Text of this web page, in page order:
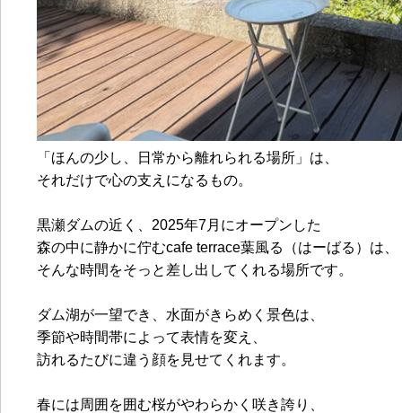
「ほんの少し、日常から離れられる場所」は、
それだけで心の支えになるもの。
黒瀬ダムの近く、2025年7月にオープンした
森の中に静かに佇むcafe terrace葉風る（はーばる）は、
そんな時間をそっと差し出してくれる場所です。
ダム湖が一望でき、水面がきらめく景色は、
季節や時間帯によって表情を変え、
訪れるたびに違う顔を見せてくれます。
春には周囲を囲む桜がやわらかく咲き誇り、